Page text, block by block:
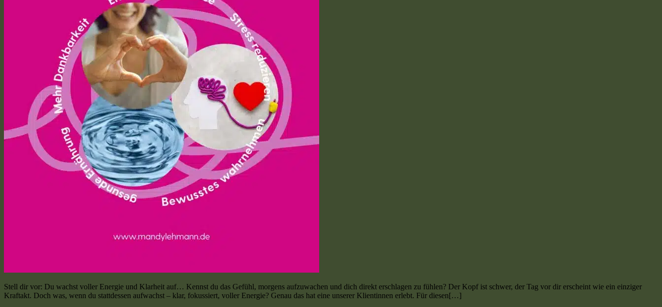
Stell dir vor: Du wachst voller Energie und Klarheit auf… Kennst du das Gefühl, morgens aufzuwachen und dich direkt erschlagen zu fühlen? Der Kopf ist schwer, der Tag vor dir erscheint wie ein einziger
Kraftakt. Doch was, wenn du stattdessen aufwachst – klar, fokussiert, voller Energie? Genau das hat eine unserer Klientinnen erlebt. Für diesen[…]